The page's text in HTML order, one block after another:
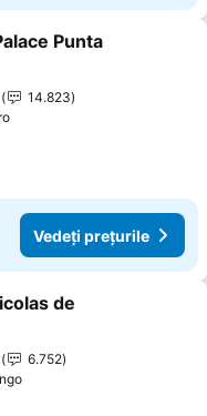
la favorite
Punta
14.823
Vedeți prețurile
la favorite
de
6.752